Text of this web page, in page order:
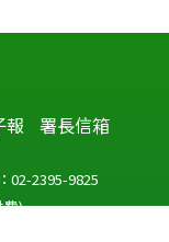
報 署長信箱
02-2395-9825
費)